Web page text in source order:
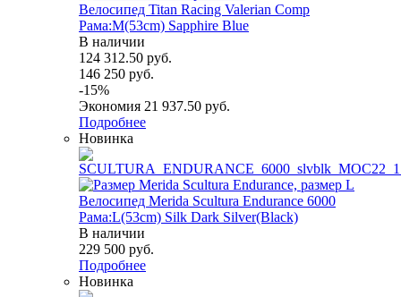
Велосипед Titan Racing Valerian Comp
Рама:M(53cm) Sapphire Blue
В наличии
124 312.50 руб.
146 250 руб.
-15%
Экономия 21 937.50 руб.
Подробнее
Новинка
Велосипед Merida Scultura Endurance 6000
Рама:L(53cm) Silk Dark Silver(Black)
В наличии
229 500 руб.
Подробнее
Новинка